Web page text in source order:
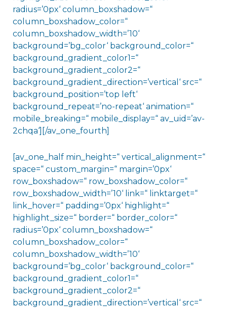
radius=’0px‘ column_boxshadow=“
column_boxshadow_color=“
column_boxshadow_width=’10‘
background=’bg_color‘ background_color=“
background_gradient_color1=“
background_gradient_color2=“
background_gradient_direction=’vertical‘ src=“
background_position=’top left‘
background_repeat=’no-repeat‘ animation=“
mobile_breaking=“ mobile_display=“ av_uid=’av-
2chqa‘][/av_one_fourth]
[av_one_half min_height=“ vertical_alignment=“
space=“ custom_margin=“ margin=’0px‘
row_boxshadow=“ row_boxshadow_color=“
row_boxshadow_width=’10‘ link=“ linktarget=“
link_hover=“ padding=’0px‘ highlight=“
highlight_size=“ border=“ border_color=“
radius=’0px‘ column_boxshadow=“
column_boxshadow_color=“
column_boxshadow_width=’10‘
background=’bg_color‘ background_color=“
background_gradient_color1=“
background_gradient_color2=“
background_gradient_direction=’vertical‘ src=“